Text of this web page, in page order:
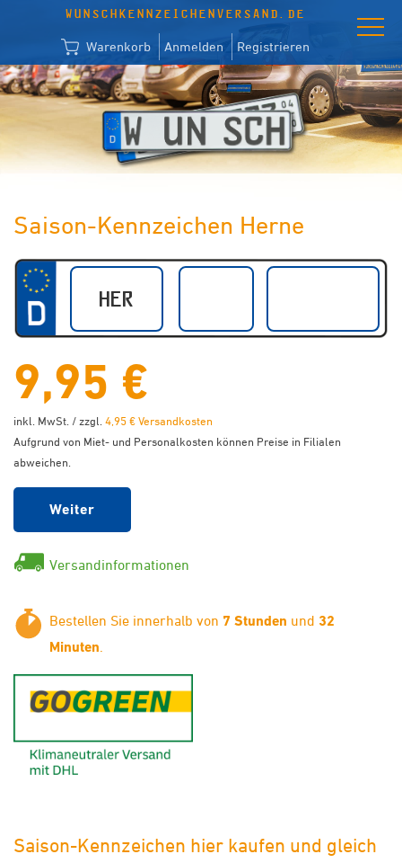
WUNSCHKENNZEICHENVERSAND.DE
Warenkorb Anmelden Registrieren
Saison-Kennzeichen Herne
9,95 €
inkl. MwSt. / zzgl. 4,95 € Versandkosten
Aufgrund von Miet- und Personalkosten können Preise in Filialen
abweichen.
Weiter
Versandinformationen
Bestellen Sie innerhalb von 7 Stunden und 32
Minuten
Saison-Kennzeichen hier kaufen und gleich